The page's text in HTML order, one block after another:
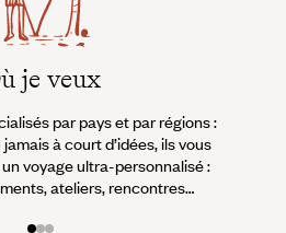
je veux
par pays et par régions :
à court d’idées, ils vous
voyage ultra-personnalisé :
ateliers, rencontres…